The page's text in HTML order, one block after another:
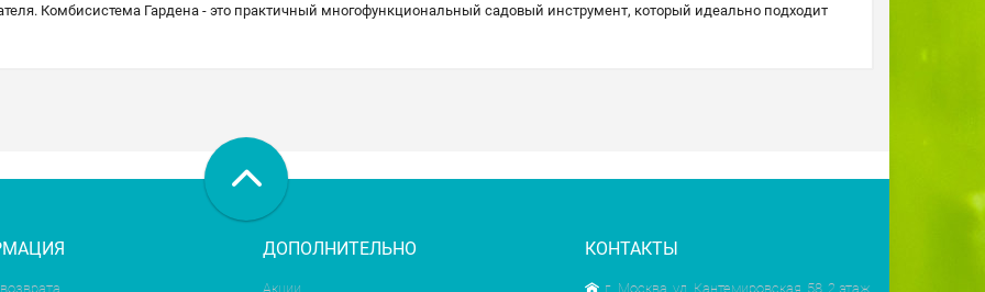
Комбисистема Гардена - это практичный многофункциональный садовый инструмент, который идеально подходит
ДОПОЛНИТЕЛЬНО
Акции
КОНТАКТЫ
г. Москва, ул. Кантемировская, 58, 2 этаж